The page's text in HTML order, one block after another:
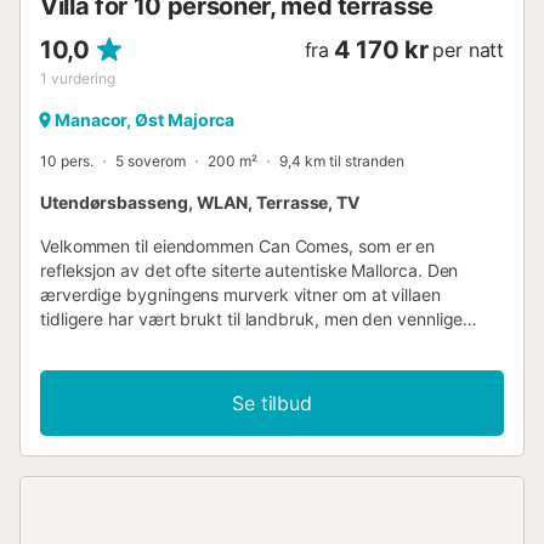
Villa for 10 personer, med terrasse
10,0
1 vurdering
fra 4 170 kr per natt
Manacor, Øst Majorca
10 pers. 5 soverom 200 m² 9,4 km til stranden
Utendørsbasseng, WLAN, Terrasse, TV
Velkommen til eiendommen Can Comes, som er en
refleksjon av det ofte siterte autentiske Mallorca. Den
ærverdige bygningens murverk vitner om at villaen
tidligere har vært brukt til landbruk, men den vennlige
landsted. Likevel skinner fortidens fortryllende tradisjon
gjennom igjen og igjen i utformingen av eiendommen og
innredningen med antikke minner. Bare størrelsen på
eiendommen er fantastisk: 140 000 m² land for besøkende
Se tilbud